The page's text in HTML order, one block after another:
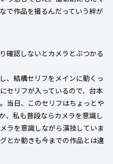
で作品を撮るんだっていう絆が
確認しないとカメラとぶつかる
、結構セリフをメインに動くっ
セリフが入っているので、台本
当日、このセリフはちょっとや
、私も普段ならカメラを意識し
ラを意識しながら演技していま
とか動きも今までの作品とは違